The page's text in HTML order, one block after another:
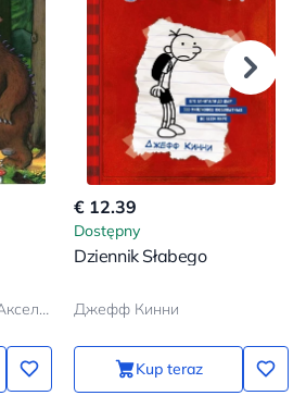
Джулия Дональдсон, Аксель Шеффлер
€ 12.39
Dostępny
Dziennik Słabego
Джефф Кинни
Kup teraz